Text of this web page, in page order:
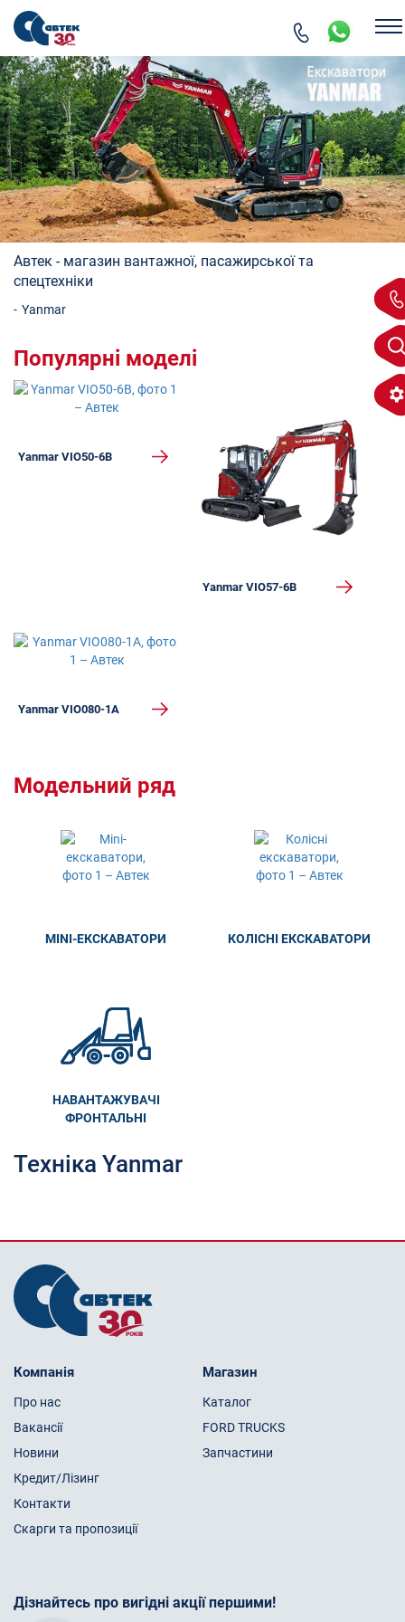
Автек - магазин вантажної, пасажирської та
спецтехніки
- Yanmar
Популярні моделі
Yanmar VIO50-6B
Yanmar VIO57-6B
Yanmar VIO080-1A
Модельний ряд
MINI-ЕКСКАВАТОРИ КОЛІСНІ ЕКСКАВАТОРИ
НАВАНТАЖУВАЧІ
ФРОНТАЛЬНІ
Техніка Yanmar
Компанія
Про нас
Вакансії
Новини
Кредит/Лізинг
Контакти
Скарги та пропозиції
Магазин
Каталог
FORD TRUCKS
Запчастини
Дізнайтесь про вигідні акції першими!